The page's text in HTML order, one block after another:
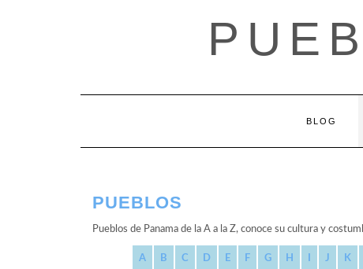
BLOG
PUEBLOS
Pueblos de Panama de la A a la Z, conoce su cultura y
A B C D E F G H J K